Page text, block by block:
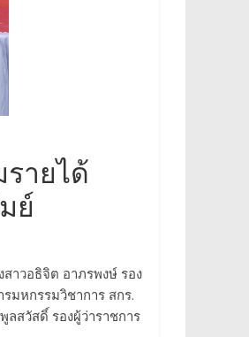
ายได้
ย์
าวอธิจิต อาภรพงษ์ รอง
มหกรรมวิชาการ สกร.
ลสวัสดิ์ รองผู้ว่าราชการ